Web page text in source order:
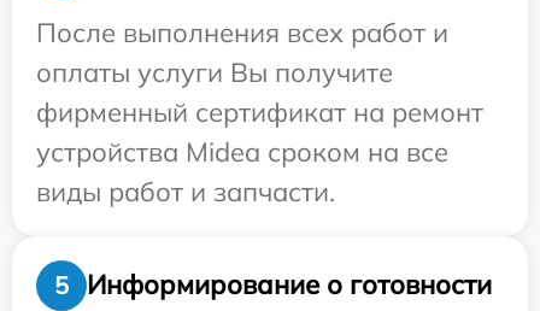
После выполнения всех работ и
оплаты услуги Вы получите
фирменный сертификат на ремонт
устройства Midea сроком на все
виды работ и запчасти.
5
Информирование о готовности